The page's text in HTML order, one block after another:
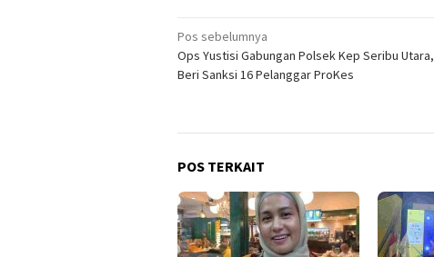
Navigasi
pos
Pos sebelumnya
Ops Yustisi Gabungan Polsek Kep Seribu Utara,
Beri Sanksi 16 Pelanggar ProKes
POS TERKAIT